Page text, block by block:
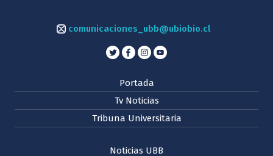
comunicaciones_ubb@ubiobio.cl
Portada
Tv Noticias
Tribuna Universitaria
Noticias UBB